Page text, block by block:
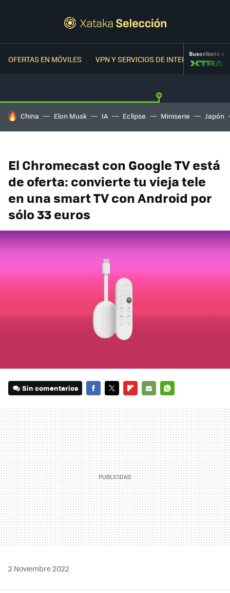
OFERTAS EN MÓVILES VPN Y SERVICIOS DE INTERNETSuscríbete a
HOY SE HABLA DE
China Elon Musk IA Eclipse Miniserie Japón
El Chromecast con Google TV está
de oferta: convierte tu vieja tele
en una smart TV con Android por
sólo 33 euros
Sin comentarios
MAIL
2 Noviembre 2022